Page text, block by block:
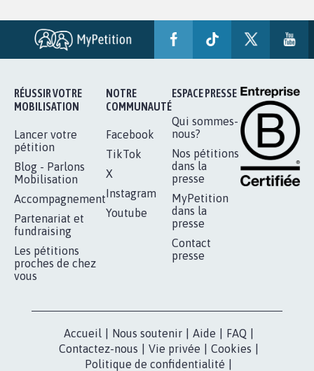
RÉUSSIR VOTRE
MOBILISATION
Lancer votre
pétition
Blog - Parlons
Mobilisation
Accompagnement
Partenariat et
fundraising
Les pétitions
proches de chez
vous
NOTRE
COMMUNAUTÉ
Facebook
TikTok
X
Instagram
Youtube
ESPACE PRESSE
Qui sommes-
nous?
Nos pétitions
dans la
presse
MyPetition
dans la
presse
Contact
presse
Accueil Nous soutenir Aide FAQ
Contactez-nous
Vie privée Cookies
Politique de confidentialité